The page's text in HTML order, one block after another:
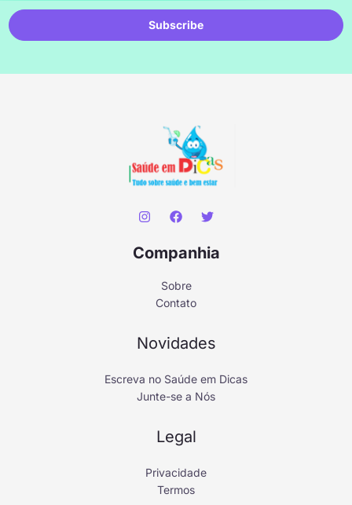
Subscribe
Companhia
Sobre
Contato
Novidades
Escreva no Saúde em Dicas
Junte-se a Nós
Legal
Privacidade
Termos